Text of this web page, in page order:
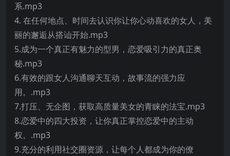
系.mp3
4. 在任何地点、时间去认识你让你心动喜欢的女人，美
丽的邂逅从搭讪开始.mp3
5.成为一个真正有魅力的型男，恋爱吸引力的真正奥
秘.mp3
6.有效的跟女人沟通聊天互动，故事流的强力应
用。.mp3
7.打压、无企图，获取高质量美女的青睐的法宝.mp3
8.恋爱中的四大投资，让你真正掌控恋爱中的主动
权。.mp3
9.充分的利用社交圈资源，让每个人都成为你的僚